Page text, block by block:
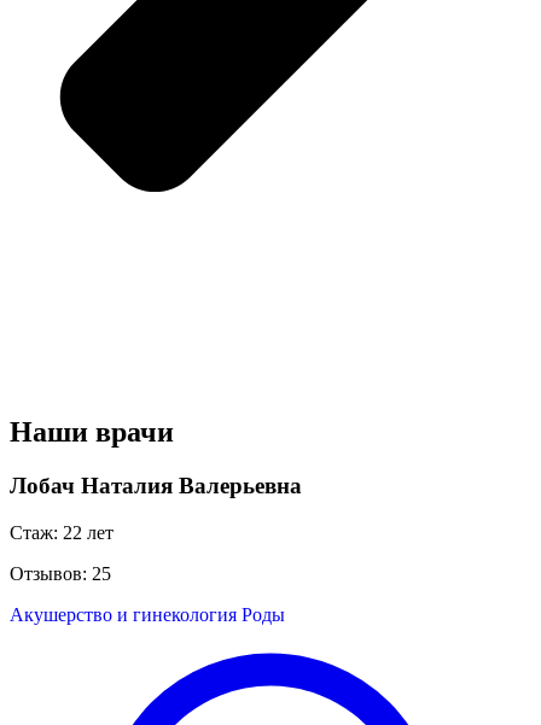
Наши врачи
Лобач Наталия Валерьевна
Стаж: 22 лет
Отзывов: 25
Акушерство и гинекология Роды